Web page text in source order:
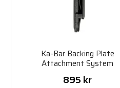
Ka-Bar Backing Plate
Attachment System
895 kr